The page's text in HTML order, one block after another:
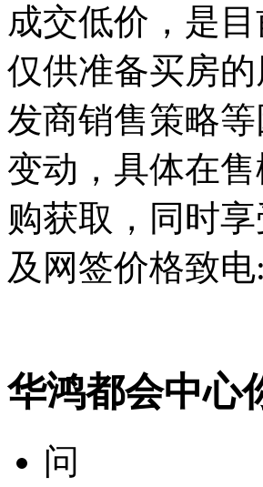
成交低价，是
仅供准备买房
发商销售策略
变动，具体在
购获取，同时
及网签价格致
华鸿都会中心
问